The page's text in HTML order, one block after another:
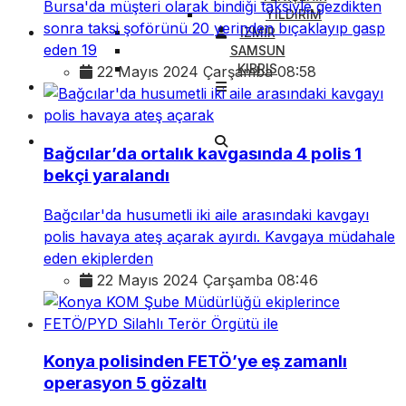
YILDIRIM
İZMİR
SAMSUN
KIBRIS
Bursa'da müşteri olarak bindiği taksiyle gezdikten
sonra taksi şoförünü 20 yerinden bıçaklayıp gasp
eden 19
22 Mayıs 2024 Çarşamba 08:58
Bağcılar’da ortalık kavgasında 4 polis 1
bekçi yaralandı
Bağcılar'da husumetli iki aile arasındaki kavgayı
polis havaya ateş açarak ayırdı. Kavgaya müdahale
eden ekiplerden
22 Mayıs 2024 Çarşamba 08:46
Konya polisinden FETÖ’ye eş zamanlı
operasyon 5 gözaltı